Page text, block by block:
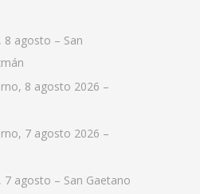
8 agosto – San
8 agosto 2026 –
7 agosto 2026 –
7 agosto – San Gaetano